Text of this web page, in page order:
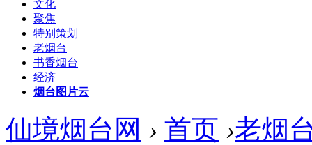
文化
聚焦
特别策划
老烟台
书香烟台
经济
烟台图片云
仙境烟台网 › 首页 ›老烟